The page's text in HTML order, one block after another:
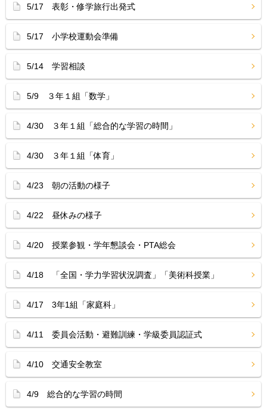
5/17 表彰・修学旅行出発式
5/17 小学校運動会準備
5/14 学習相談
5/9 ３年１組「数学」
4/30 ３年１組「総合的な学習の時間」
4/30 ３年１組「体育」
4/23 朝の活動の様子
4/22 昼休みの様子
4/20 授業参観・学年懇談会・PTA総会
4/18 「全国・学力学習状況調査」「美術科授業」
4/17 3年1組「家庭科」
4/11 委員会活動・避難訓練・学級委員認証式
4/10 交通安全教室
4/9 総合的な学習の時間